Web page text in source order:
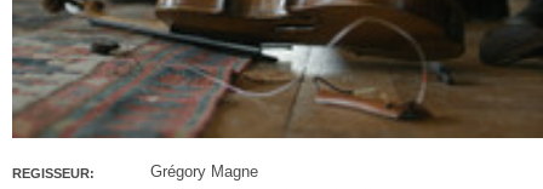
REGISSEUR: Grégory Magne